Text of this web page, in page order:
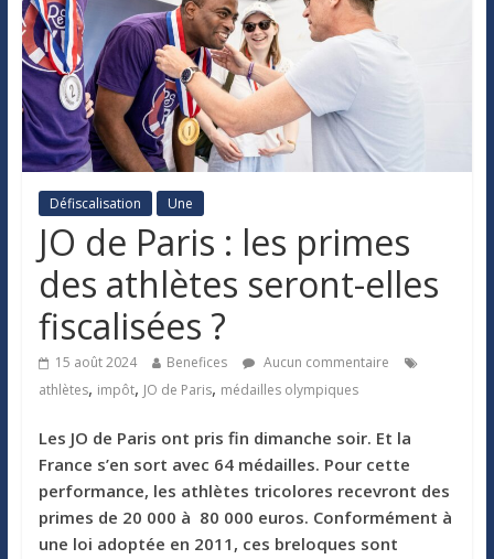
Défiscalisation Une
JO de Paris : les primes
des athlètes seront-elles
fiscalisées ?
15 août 2024 Benefices
Aucun commentaire
athlètes, impôt, JO de Paris, médailles olympiques
Les JO de Paris ont pris fin dimanche soir. Et la
France s’en sort avec 64 médailles. Pour cette
performance, les athlètes tricolores recevront des
primes de 20 000 à 80 000 euros. Conformément à
une loi adoptée en 2011, ces breloques sont